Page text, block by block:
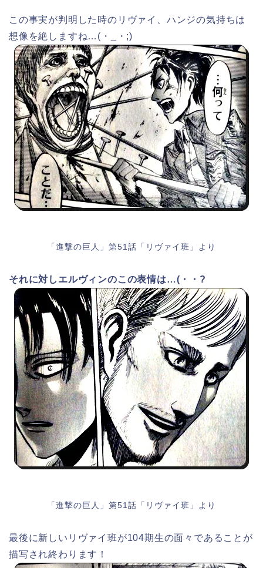
この事実が判明した時のリヴァイ、ハンジの気持ちは
想像を絶しますね…(・_・;)
「進撃の巨人」第51話「リヴァイ班」より
それに対しエルヴィンのこの表情は…(・・?
「進撃の巨人」第51話「リヴァイ班」より
最後に新しいリヴァイ班が104期生の面々であることが
描写され終わります！